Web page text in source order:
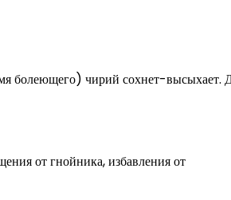
болеющего) чирий сохнет-высыхает.
от гнойника, избавления от